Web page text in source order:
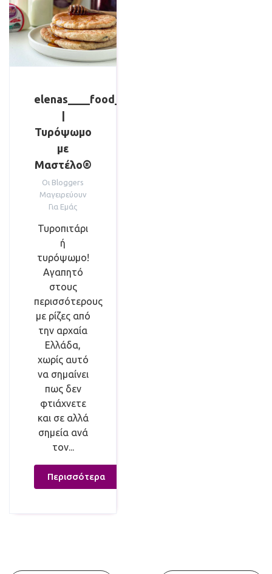
elenas____food____trips
Τυρόψωμο
με
Μαστέλο®
Οι Bloggers
Μαγειρεύουν
Για Εμάς
Τυροπιτάρι
ή
τυρόψωμο!
Αγαπητό
στους
περισσότερους
με ρίζες από
την αρχαία
Ελλάδα,
χωρίς αυτό
να σημαίνει
πως δεν
φτιάχνετε
και σε αλλά
σημεία ανά
τον...
Περισσότερα